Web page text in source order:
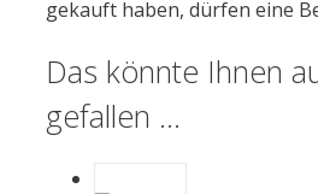
gekauft haben, dürfen eine
Das könnte Ihnen
gefallen …